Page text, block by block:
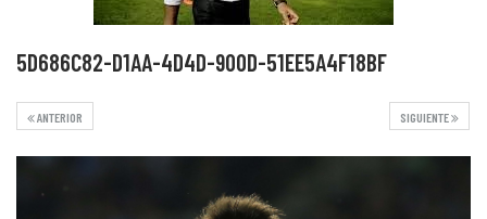
5D686C82-D1AA-4D4D-900D-51EE5A4F18BF
SIGUIENTE
ANTERIOR